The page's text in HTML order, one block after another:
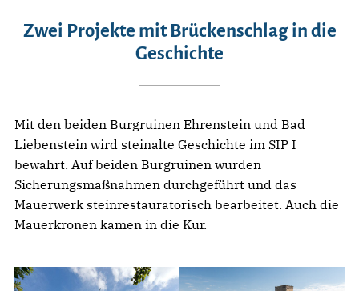
Zwei Projekte mit Brückenschlag in die
Geschichte
Mit den beiden Burgruinen Ehrenstein und Bad
Liebenstein wird steinalte Geschichte im SIP I
bewahrt. Auf beiden Burgruinen wurden
Sicherungsmaßnahmen durchgeführt und das
Mauerwerk steinrestauratorisch bearbeitet. Auch die
Mauerkronen kamen in die Kur.